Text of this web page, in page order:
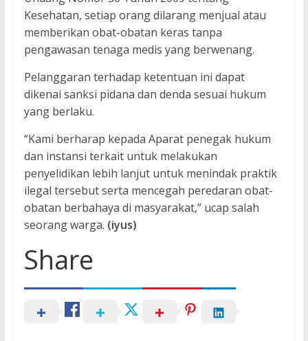
Kesehatan, setiap orang dilarang menjual atau
memberikan obat-obatan keras tanpa
pengawasan tenaga medis yang berwenang.
Pelanggaran terhadap ketentuan ini dapat
dikenai sanksi pidana dan denda sesuai hukum
yang berlaku.
“Kami berharap kepada Aparat penegak hukum
dan instansi terkait untuk melakukan
penyelidikan lebih lanjut untuk menindak praktik
ilegal tersebut serta mencegah peredaran obat-
obatan berbahaya di masyarakat,” ucap salah
seorang warga. (iyus)
Share